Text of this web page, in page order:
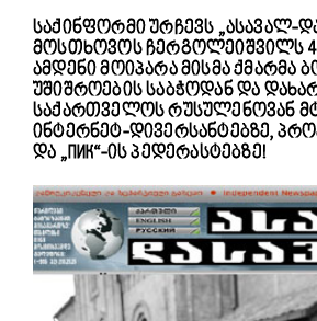
საქინფორმი ურჩევს „ასავალ-
მოსთხოვოს ჩერგოლეიშვილს
ამდენი მოიპარა მისმა ქმარმა
უშიშროების საბჭოდან და
საქართველოს რუსულენოვან
ინტერნეტ-დივერსანტებზე,
და „ПИК“-ის პედერასტებზე!